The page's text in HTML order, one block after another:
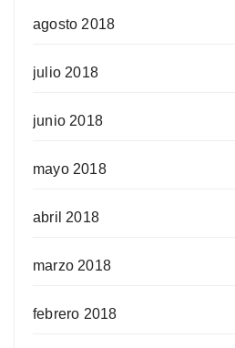
agosto 2018
julio 2018
junio 2018
mayo 2018
abril 2018
marzo 2018
febrero 2018